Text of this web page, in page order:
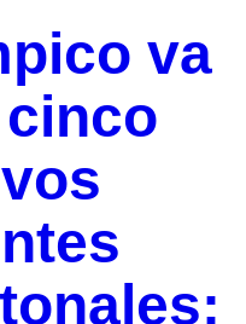
va